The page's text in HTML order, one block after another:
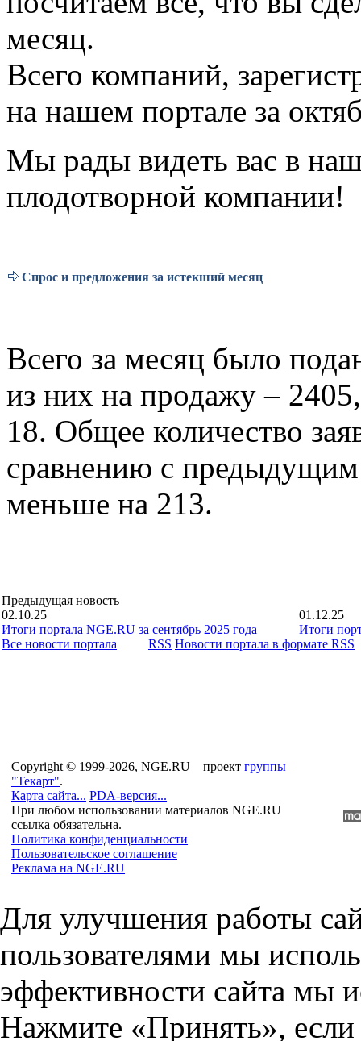
месяц.
Всего компаний,
на нашем портале за
Мы рады видеть вас в
плодотворной компании!
Спрос и предложения за истекший месяц
Всего за месяц было
из них на продажу –
18. Общее количество
сравнению с
меньше на 213.
Предыдущая новость
02.10.25
Итоги портала NGE.RU за сентябрь 2025 года
01.12.25
Итоги
Все новости портала
RSS Новости портала в формате RSS
Copyright © 1999-2026, NGE.RU – проект группы
"Текарт".
Карта сайта... PDA-версия...
При любом использовании материалов NGE.RU
ссылка обязательна.
Политика конфиденциальности
Пользовательское соглашение
Реклама на NGE.RU
Для улучшения работы
пользователями мы
эффективности сайта мы
Нажмите «Принять», если